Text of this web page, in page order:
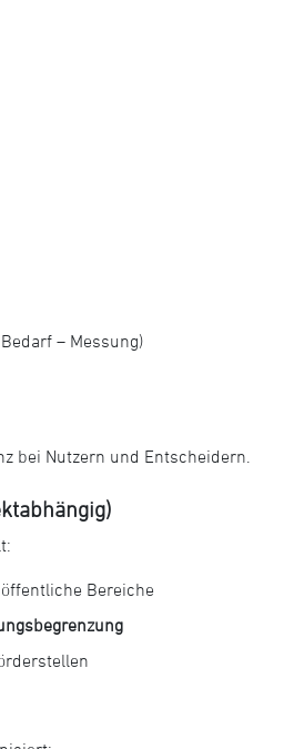
– Messung)
bei Nutzern und Entscheidern.
Bereiche